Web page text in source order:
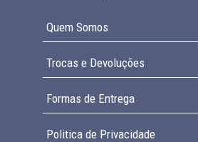
Quem Somos
Trocas e Devoluções
Formas de Entrega
Politica de Privacidade